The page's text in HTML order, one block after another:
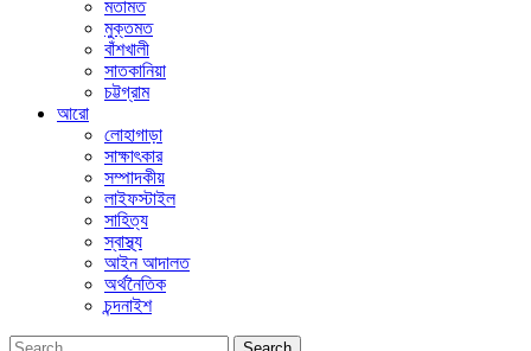
মতামত
মুক্তমত
বাঁশখালী
সাতকানিয়া
চট্টগ্রাম
আরো
লোহাগাড়া
সাক্ষাৎকার
সম্পাদকীয়
লাইফস্টাইল
সাহিত্য
স্বাস্থ্য
আইন আদালত
অর্থনৈতিক
চন্দনাইশ